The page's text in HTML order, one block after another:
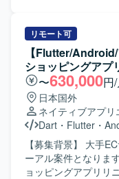
けネイティブアプリ
用いたチーム開発
Architectureを意識
る方を求めておりま
ーションができる
して主体的に改善提
【ポジションの魅力
Androidアプリケー
きる環境です。既存
や品質向上に深く関わるこ
Androidアプリケーシ
チャに沿った開発を
リモート可
【Flutter/
ショッピングアプ
〜630,000円/
日本国外
ネイティブアプリ
Dart ・ Flutter ・
【募集背景】 大手
ーアル案件となります。 【作業内容】 大手ECサイ
ョッピングアプリリ